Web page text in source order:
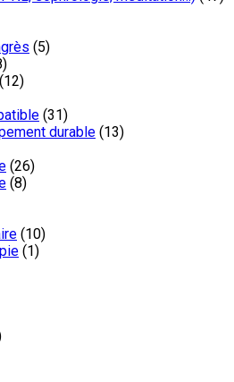
(5)
(12)
(31)
durable (13)
(26)
(8)
(10)
(1)